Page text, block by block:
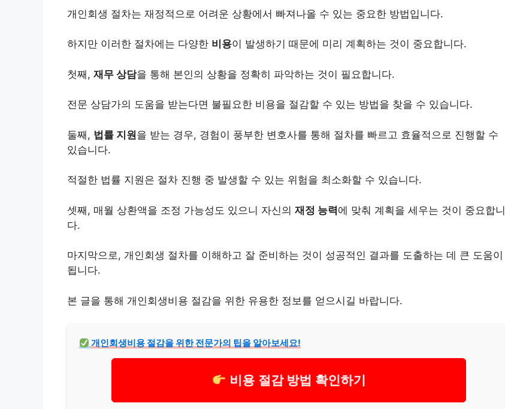
개인회생 절차는 재정적으로 어려운 상황에서 빠져나올 수 있는 중요한 방법입니다.
하지만 이러한 절차에는 다양한 비용이 발생하기 때문에 미리 계획하는 것이 중요합니다.
첫째, 재무 상담을 통해 본인의 상황을 정확히 파악하는 것이 필요합니다.
전문 상담가의 도움을 받는다면 불필요한 비용을 절감할 수 있는 방법을 찾을 수 있습니다.
둘째, 법률 지원을 받는 경우, 경험이 풍부한 변호사를 통해 절차를 빠르고 효율적으로 진행할 수
있습니다.
적절한 법률 지원은 절차 진행 중 발생할 수 있는 위험을 최소화할 수 있습니다.
셋째, 매월 상환액을 조정 가능성도 있으니 자신의 재정 능력에 맞춰 계획을 세우는 것이 중요합니
다.
마지막으로, 개인회생 절차를 이해하고 잘 준비하는 것이 성공적인 결과를 도출하는 데 큰 도움이
됩니다.
본 글을 통해 개인회생비용 절감을 위한 유용한 정보를 얻으시길 바랍니다.
개인회생비용 절감을 위한 전문가의 팁을 알아보세요!
비용 절감 방법 확인하기